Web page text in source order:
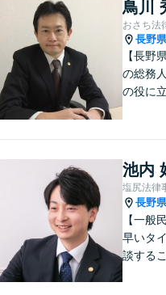
鳥川
おさち法
長野県
【長野
の総務
の役に
谷市・
権利を
ます。
などお
い。
池内
塩尻法律
長野県
【一般
早いタ
談する